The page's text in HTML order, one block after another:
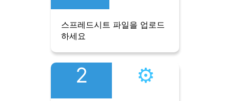
스프레드시트 파일을 업로드
하세요
2 ⚙︎